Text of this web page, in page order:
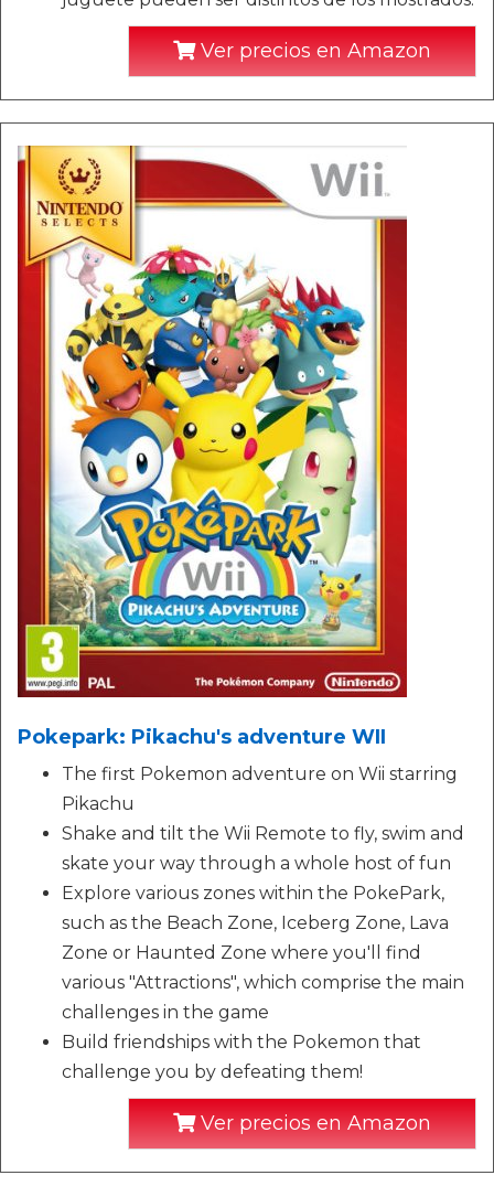
Ver precios en Amazon
Pokepark: Pikachu's adventure WII
The first Pokemon adventure on Wii starring
Pikachu
Shake and tilt the Wii Remote to fly, swim and
skate your way through a whole host of fun
Explore various zones within the PokePark,
such as the Beach Zone, Iceberg Zone, Lava
Zone or Haunted Zone where you'll find
various "Attractions", which comprise the main
challenges in the game
Build friendships with the Pokemon that
challenge you by defeating them!
Ver precios en Amazon